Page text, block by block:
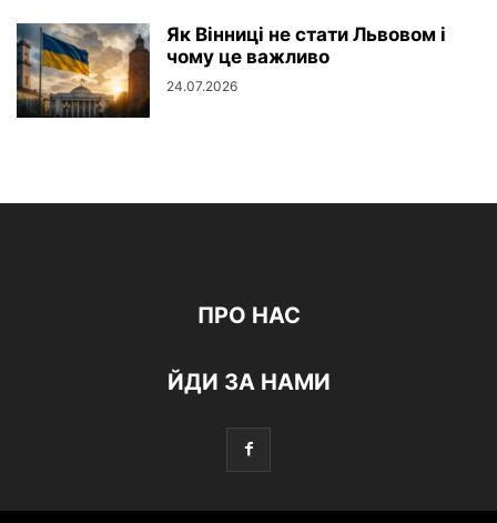
Як Вінниці не стати Львовом і
чому це важливо
24.07.2026
ПРО НАС
ЙДИ ЗА НАМИ